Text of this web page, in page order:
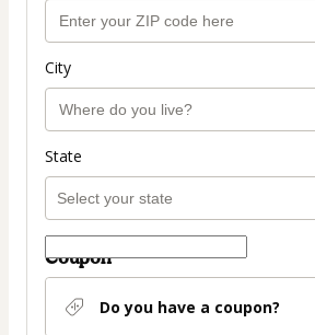
City
State
Coupon
Do you have a coupon?